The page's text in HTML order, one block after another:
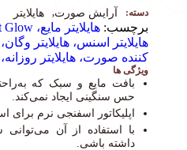
دسته: آرایش صورت, هایلایتر
برچسب:
هایلایتر اسنس، هایلایتر
کننده صورت، هایلایتر
ویژگی ها
بافت مایع و سبک که
حس سنگینی ایجاد نمی‌کند.
اپلیکاتور اسفنجی نرم
با استفاده از آن می‌توانی
داشته باشی.